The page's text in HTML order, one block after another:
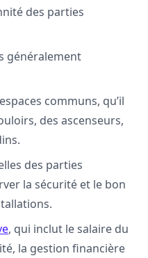
des parties
généralement
communs, qu’il
des ascenseurs,
des parties
la sécurité et le bon
, qui inclut le salaire du
la gestion financière